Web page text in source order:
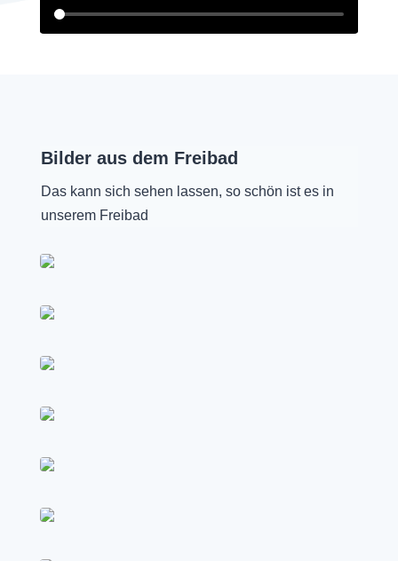
Bilder aus dem Freibad
Das kann sich sehen lassen, so schön ist es in
unserem Freibad